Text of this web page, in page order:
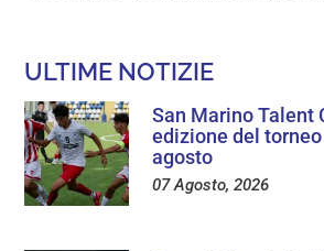
ULTIME NOTIZIE
San Marino Talent
edizione del
agosto
07 Agosto, 2026